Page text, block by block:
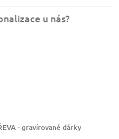
u nás?
- gravírované dárky